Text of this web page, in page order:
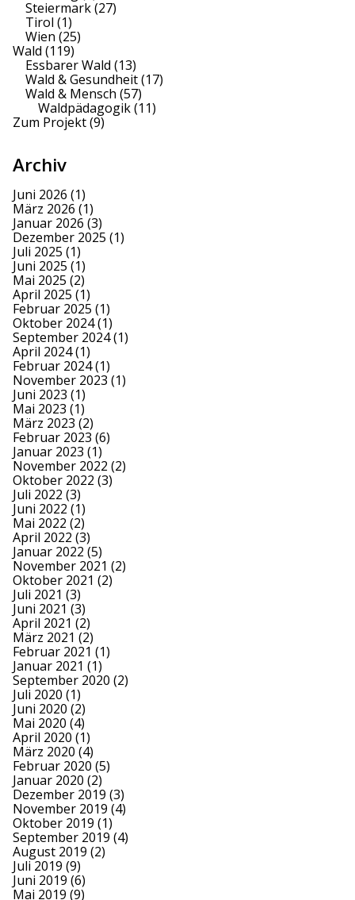
Steiermark(27)
Tirol (1)
Wien (25)
Wald (119)
Essbarer Wald (13)
Wald & Gesundheit(17)
Wald & Mensch (57)
Waldpädagogik(11)
Zum Projekt(9)
Archiv
Juni 2026 (1)
März 2026 (1)
Januar 2026 (3)
Dezember 2025 (1)
Juli 2025 (1)
Juni 2025 (1)
Mai 2025 (2)
April 2025 (1)
Februar 2025 (1)
Oktober 2024(1)
September 2024(1)
April 2024(1)
Februar 2024(1)
November 2023 (1)
Juni 2023 (1)
Mai 2023 (1)
März 2023 (2)
Februar 2023 (6)
Januar 2023 (1)
November 2022 (2)
Oktober 2022 (3)
Juli 2022 (3)
Juni 2022 (1)
Mai 2022 (2)
April 2022 (3)
Januar 2022 (5)
November 2021 (2)
Oktober 2021 (2)
Juli 2021 (3)
Juni 2021 (3)
April 2021 (2)
März 2021 (2)
Februar 2021 (1)
Januar 2021 (1)
September 2020 (2)
Juli 2020 (1)
Juni 2020 (2)
Mai 2020 (4)
April 2020 (1)
März 2020 (4)
Februar 2020 (5)
Januar 2020 (2)
Dezember 2019 (3)
November 2019 (4)
Oktober 2019 (1)
September 2019 (4)
August 2019 (2)
Juli 2019 (9)
Juni 2019 (6)
Mai 2019 (9)